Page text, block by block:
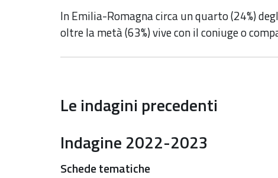
In Emilia-Romagna circa un quarto (24%)
oltre la metà (63%) vive con il coniuge o
Le indagini precedenti
Indagine 2022-2023
Schede tematiche